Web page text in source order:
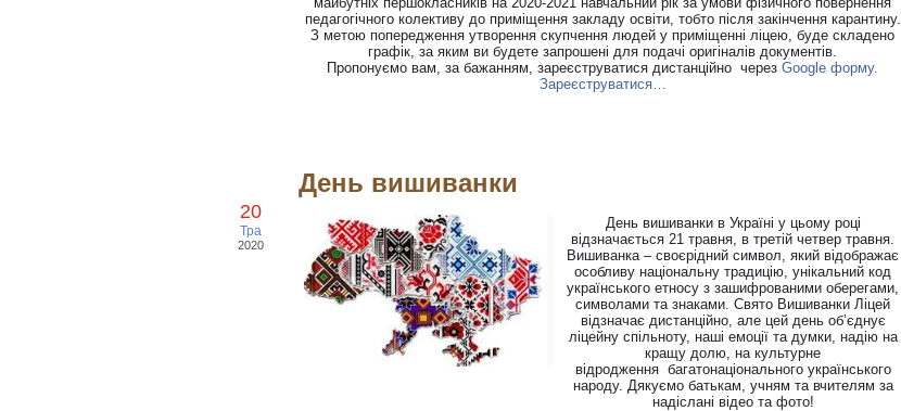
педагогічного колективу до приміщення закладу освіти, тобто після закінчення карантину.
З метою попередження утворення скупчення людей у приміщенні ліцею, буде складено
графік, за яким ви будете запрошені для подачі оригіналів документів.
Пропонуємо вам, за бажанням, зареєструватися дистанційно через Google форму.
Зареєструватися…
20
Тра
2020
День вишиванки
День вишиванки в Україні у цьому році
відзначається 21 травня, в третій четвер травня.
Вишиванка – своєрідний символ, який відображає
особливу національну традицію, унікальний код
українського етносу з зашифрованими оберегами,
символами та знаками. Свято Вишиванки Ліцей
відзначає дистанційно, але цей день об’єднує
ліцейну спільноту, наші емоції та думки, надію на
кращу долю, на культурне
відродження багатонаціонального українського
народу. Дякуємо батькам, учням та вчителям за
надіслані відео та фото!